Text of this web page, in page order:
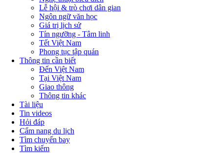
Lễ hội & trò chơi dân gian
Ngôn ngữ văn học
Giá trị lịch sử
Tín ngưỡng - Tâm linh
Tết Việt Nam
Phong tục tập quán
Thông tin cần biết
Đến Việt Nam
Tại Việt Nam
Giao thông
Thông tin khác
Tài liệu
Tin videos
Hỏi đáp
Cẩm nang du lịch
Tìm chuyến bay
Tìm kiếm